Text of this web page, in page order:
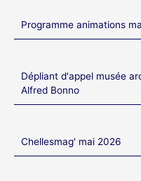
Programme animations
Dépliant d'appel musée
Alfred Bonno
Chellesmag' mai 2026